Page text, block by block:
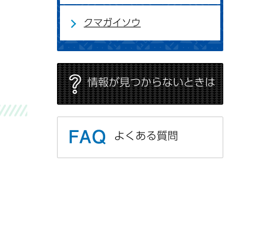
クマガイソウ
情報が見つからないときは
よくある質問